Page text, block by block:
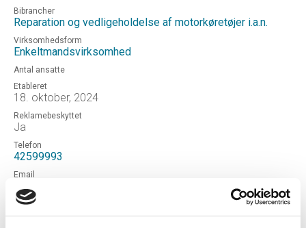
Bibrancher
Reparation og vedligeholdelse af motorkøretøjer i.a.n.
Virksomhedsform
Enkeltmandsvirksomhed
Antal ansatte
Etableret
18. oktober, 2024
Reklamebeskyttet
Ja
Telefon
42599993
Email
tobber62@gmail.com
Hjemmeside
Tj Teknik